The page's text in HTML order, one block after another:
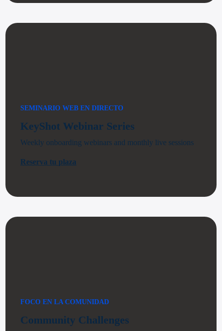
SEMINARIO WEB EN DIRECTO
KeyShot Webinar Series
Weekly onboarding webinars and monthly live sessions
Reserva tu plaza
FOCO EN LA COMUNIDAD
Community Challenges